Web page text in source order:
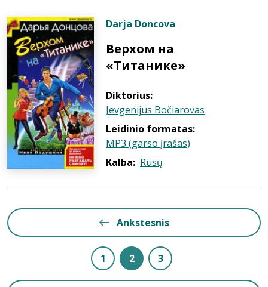
Darja Doncova
Верхом на
«Титанике»
Diktorius:
Jevgenijus Bočiarovas
Leidinio formatas:
MP3 (garso įrašas)
Kalba: Rusų
Ankstesnis
1 2 3